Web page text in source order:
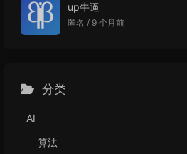
up牛逼
匿名 / 9 个月前
分类
AI
算法